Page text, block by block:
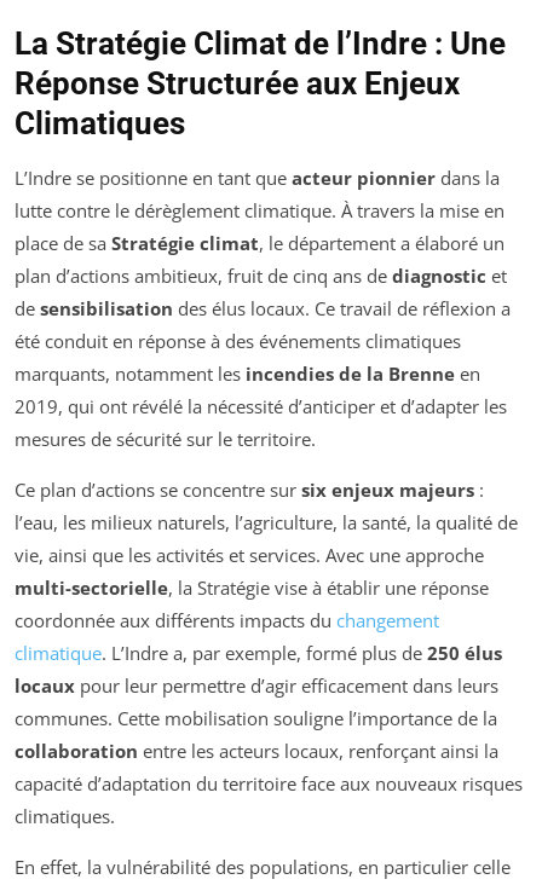
La Stratégie Climat de l’Indre : Une
Réponse Structurée aux Enjeux
Climatiques
L’Indre se positionne en tant que acteur pionnier dans la
lutte contre le dérèglement climatique. À travers la mise en
place de sa Stratégie climat, le département a élaboré un
plan d’actions ambitieux, fruit de cinq ans de diagnostic et
de sensibilisation des élus locaux. Ce travail de réflexion a
été conduit en réponse à des événements climatiques
marquants, notamment les incendies de la Brenne en
2019, qui ont révélé la nécessité d’anticiper et d’adapter les
mesures de sécurité sur le territoire.
Ce plan d’actions se concentre sur six enjeux majeurs :
l’eau, les milieux naturels, l’agriculture, la santé, la qualité de
vie, ainsi que les activités et services. Avec une approche
multi-sectorielle, la Stratégie vise à établir une réponse
coordonnée aux différents impacts du changement
climatique. L’Indre a, par exemple, formé plus de 250 élus
locaux pour leur permettre d’agir efficacement dans leurs
communes. Cette mobilisation souligne l’importance de la
collaboration entre les acteurs locaux, renforçant ainsi la
capacité d’adaptation du territoire face aux nouveaux risques
climatiques.
En effet, la vulnérabilité des populations, en particulier celle